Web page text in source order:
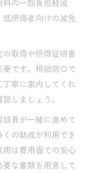
所得者向けの減免
取得や所得証明書
です。相談窓口で
寧に案内してくれ
しましょう。
談員が一緒に進めて
の助成が利用でき
は費用面での安心
な書類を用意して